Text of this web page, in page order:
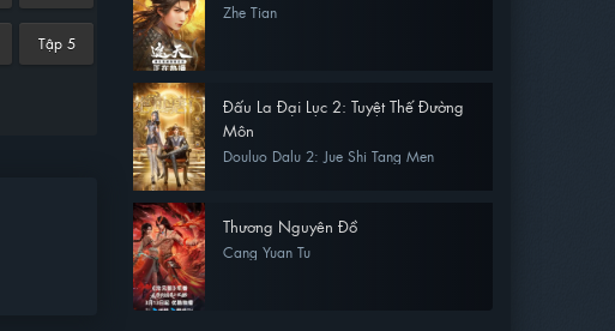
Tập 5
Zhe Tian
Đấu La Đại Lục 2: Tuyệt Thế Đường
Môn
Douluo Dalu 2: Jue Shi Tang Men
Thương Nguyên Đồ
Cang Yuan Tu